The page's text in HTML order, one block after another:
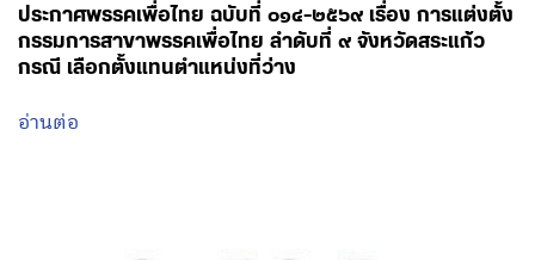
ประกาศพรรคเพื่อไทย ฉบับที่ ๐๑๔-๒๕๖๙ เรื่อง การแต่งตั้ง
กรรมการสาขาพรรคเพื่อไทย ลำดับที่ ๙ จังหวัดสระแก้ว
กรณี เลือกตั้งแทนตำแหน่งที่ว่าง
อ่านต่อ